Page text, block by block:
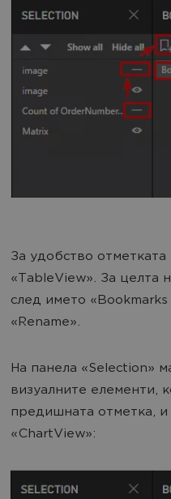
За удобство
«TableView». За целта
след името
«Rename».
На панела «Selection»
визуалните елементи,
предишната отметка,
«ChartView»: